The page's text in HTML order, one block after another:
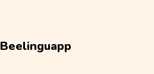
Beelinguapp